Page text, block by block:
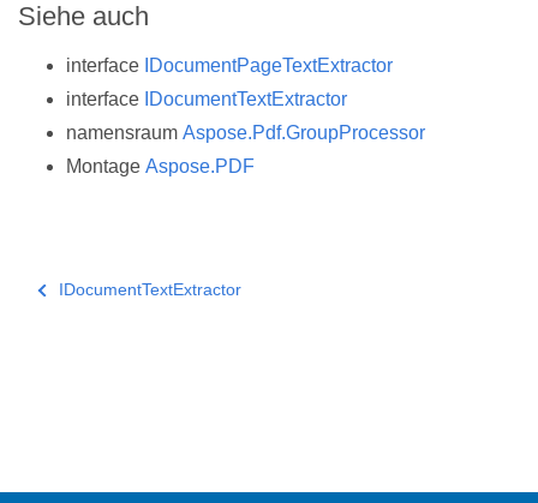
Siehe auch
interface IDocumentPageTextExtractor
interface IDocumentTextExtractor
namensraum Aspose.Pdf.GroupProcessor
Montage Aspose.PDF
IDocumentTextExtractor